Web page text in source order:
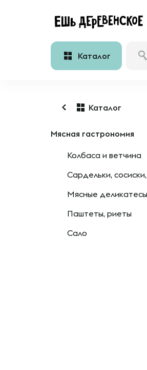
Каталог
Каталог
Мясная гастрономия
Колбаса и ветчина
Сардельки,
Мясные деликатесы
Паштеты, риеты
Сало